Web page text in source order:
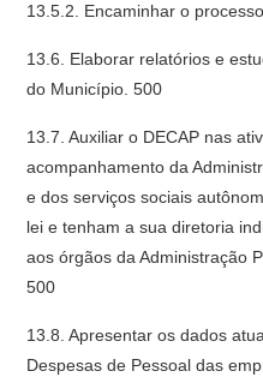
13.5.2. Encaminhar o
13.6. Elaborar relatórios e
do Município. 500
13.7. Auxiliar o DECAP nas
acompanhamento da
e dos serviços sociais
lei e tenham a sua diretoria
aos órgãos da Administração
500
13.8. Apresentar os dados
Despesas de Pessoal das